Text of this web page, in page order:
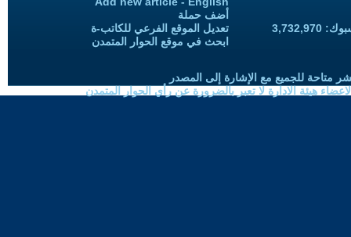
أضف حملة
تعديل الموقع الفرعي للكاتب-ة
ابحث في موقع الحوار المتمدن
متاحة للجميع مع الإشارة إلى المصدر
هيئة الادارة لا تعبر بالضرورة عن رأي الحوار المتمدن